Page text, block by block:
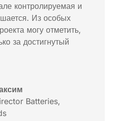
контролируемая и
Из особых
могу отметить,
за достигнутый
Batteries,